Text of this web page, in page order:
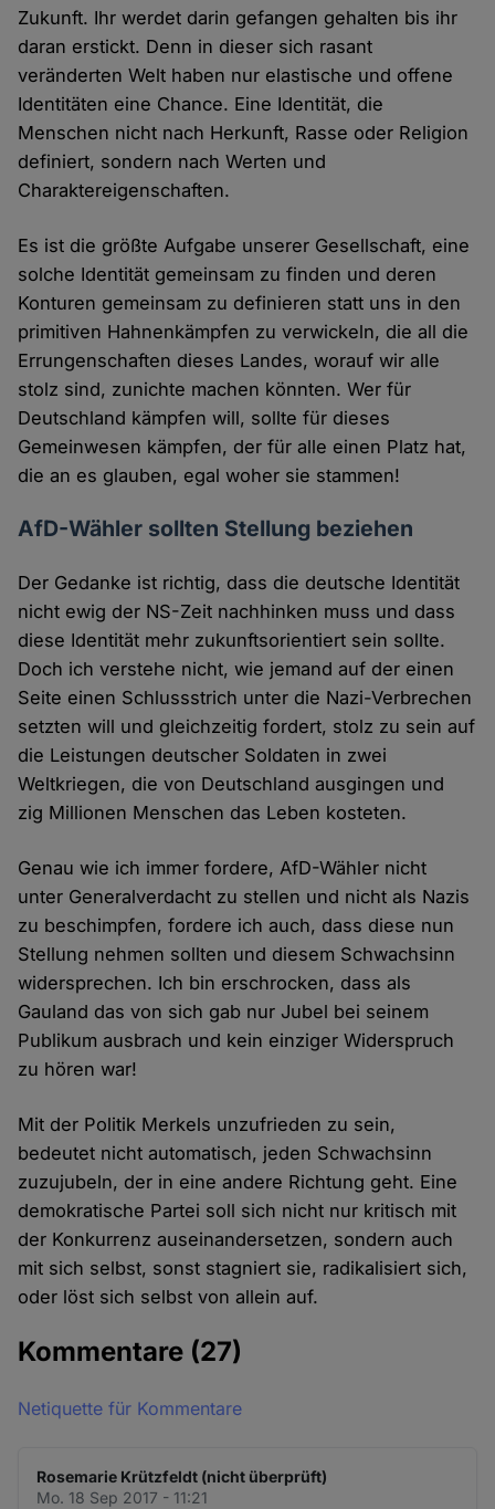
Zukunft. Ihr werdet darin gefangen gehalten bis ihr
daran erstickt. Denn in dieser sich rasant
veränderten Welt haben nur elastische und offene
Identitäten eine Chance. Eine Identität, die
Menschen nicht nach Herkunft, Rasse oder Religion
definiert, sondern nach Werten und
Charaktereigenschaften.
Es ist die größte Aufgabe unserer Gesellschaft, eine
solche Identität gemeinsam zu finden und deren
Konturen gemeinsam zu definieren statt uns in den
primitiven Hahnenkämpfen zu verwickeln, die all die
Errungenschaften dieses Landes, worauf wir alle
stolz sind, zunichte machen könnten. Wer für
Deutschland kämpfen will, sollte für dieses
Gemeinwesen kämpfen, der für alle einen Platz hat,
die an es glauben, egal woher sie stammen!
AfD-Wähler sollten Stellung beziehen
Der Gedanke ist richtig, dass die deutsche Identität
nicht ewig der NS-Zeit nachhinken muss und dass
diese Identität mehr zukunftsorientiert sein sollte.
Doch ich verstehe nicht, wie jemand auf der einen
Seite einen Schlussstrich unter die Nazi-Verbrechen
setzten will und gleichzeitig fordert, stolz zu sein auf
die Leistungen deutscher Soldaten in zwei
Weltkriegen, die von Deutschland ausgingen und
zig Millionen Menschen das Leben kosteten.
Genau wie ich immer fordere, AfD-Wähler nicht
unter Generalverdacht zu stellen und nicht als Nazis
zu beschimpfen, fordere ich auch, dass diese nun
Stellung nehmen sollten und diesem Schwachsinn
widersprechen. Ich bin erschrocken, dass als
Gauland das von sich gab nur Jubel bei seinem
Publikum ausbrach und kein einziger Widerspruch
zu hören war!
Mit der Politik Merkels unzufrieden zu sein,
bedeutet nicht automatisch, jeden Schwachsinn
zuzujubeln, der in eine andere Richtung geht. Eine
demokratische Partei soll sich nicht nur kritisch mit
der Konkurrenz auseinandersetzen, sondern auch
mit sich selbst, sonst stagniert sie, radikalisiert sich,
oder löst sich selbst von allein auf.
Kommentare (27)
Netiquette für Kommentare
Rosemarie Krützfeldt (nicht überprüft)
Mo. 18 Sep 2017 - 11:21